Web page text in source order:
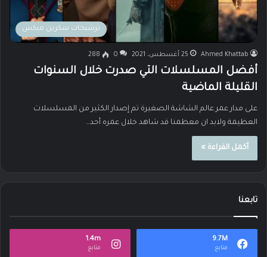
ترشيحات سكرين ميكس
Ahmed Khattab 25 أغسطس، 2021 0
288
أفضل المسلسلات التي صدرت خلال السنوات
القليلة الماضية
على مدار عمر عالم الشاشة الصغيرة تم إصدار الكثير من المسلسلات
العظيمة ولابد ان معظمنا قد شاهد خلال عمره أحد…
أكمل القراءة »
تابعنا
9.7M
متابع
1.4m
متابع